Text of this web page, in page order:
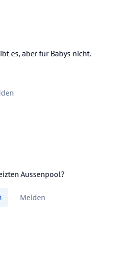
es, aber für Babys nicht.
Aussenpool?
Melden